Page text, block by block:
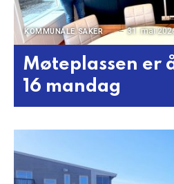
KOMMUNALE SAKER 31. mai
Møteplassen er
16 mandag